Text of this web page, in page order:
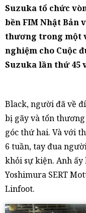
Suzuka tổ chức
bền FIM Nhật Bản
thương trong một
nghiệm cho Cuộc
Suzuka lần thứ 45
Black, người đã về
bị gãy và tổn
góc thứ hai. Và với
6 tuần, tay đua
khỏi sự kiện. Anh
Yoshimura SERT
Linfoot.